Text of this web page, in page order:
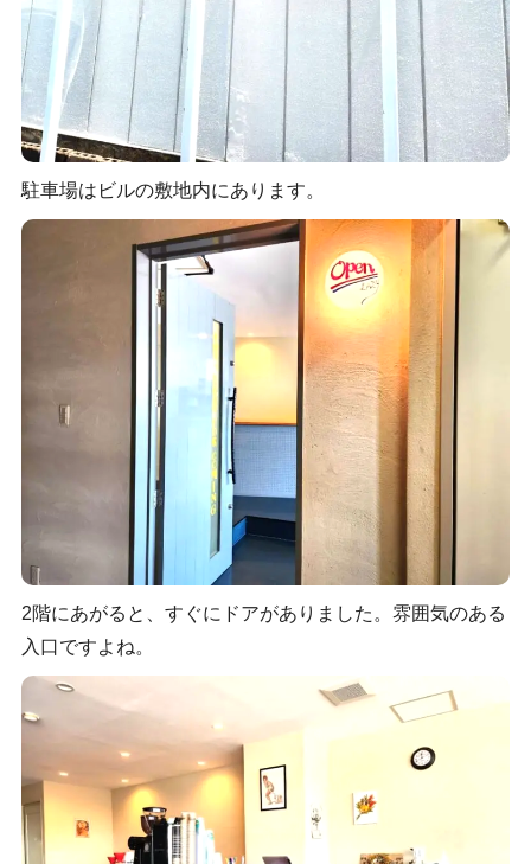
駐車場はビルの敷地内にあります。
2階にあがると、すぐにドアがありました。雰囲気のある
入口ですよね。